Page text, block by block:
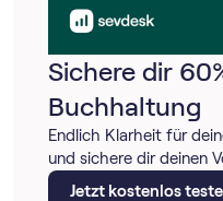
Sichere dir
Buchhaltung
Endlich Klarheit für
und sichere dir deinen
Jetzt kostenlos